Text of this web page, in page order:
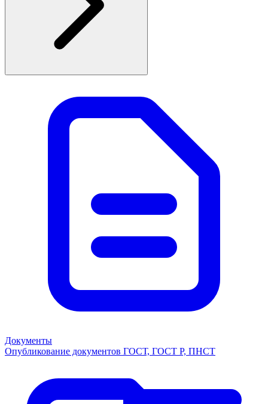
Документы
Опубликование документов ГОСТ, ГОСТ Р, ПНСТ